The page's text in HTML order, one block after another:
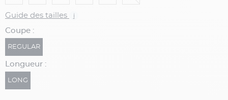
Guide des tailles i
Coupe :
REGULAR
Longueur :
LONG